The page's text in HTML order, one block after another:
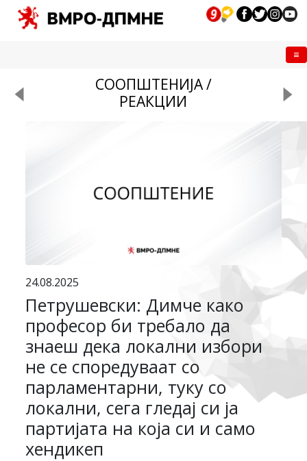
СООПШТЕНИЈА /
РЕАКЦИИ
24.08.2025
Петрушевски: Димче како
професор би требало да
знаеш дека локални избори
не се споредуваат со
парламентарни, туку со
локални, сега гледај си ја
партијата на која си и само
хендикеп